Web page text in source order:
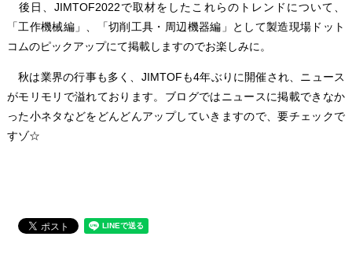
後日、JIMTOF2022で取材をしたこれらのトレンドについて、
「工作機械編」、「切削工具・周辺機器編」として製造現場ドット
コムのピックアップにて掲載しますのでお楽しみに。
秋は業界の行事も多く、JIMTOFも4年ぶりに開催され、ニュース
がモリモリで溢れております。ブログではニュースに掲載できなか
った小ネタなどをどんどんアップしていきますので、要チェックで
すゾ☆